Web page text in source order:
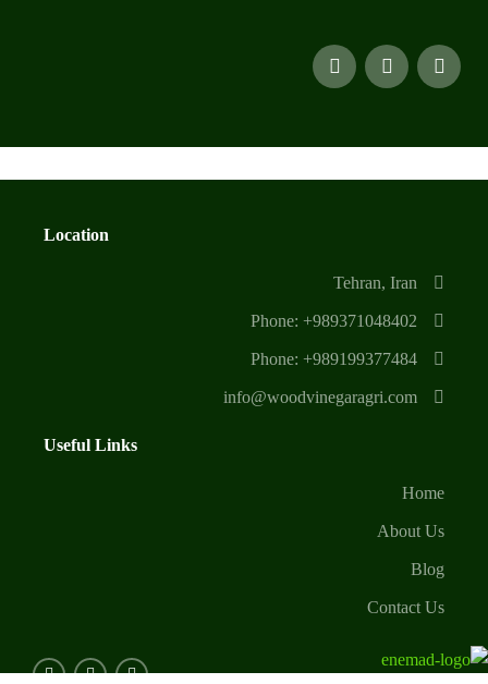
Location
Tehran, Iran
Phone: +989371048402
Phone: +989199377484
info@woodvinegaragri.com
Useful Links
Home
About Us
Blog
Contact Us